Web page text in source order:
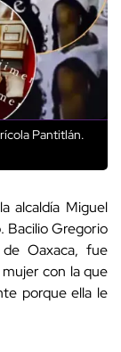
Pantitlán.
alcaldía Miguel
Bacilio Gregorio
Oaxaca, fue
con la que
porque ella le